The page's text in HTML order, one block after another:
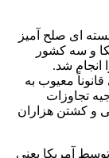
ای صلح آمیز
و سه کشور
انجام شد.
معیوب به
تجاوزات
و کشتن هزاران
آمریکا یعنی